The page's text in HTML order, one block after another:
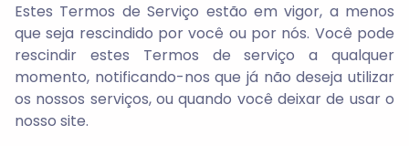
Estes Termos de Serviço estão em vigor, a menos
que seja rescindido por você ou por nós. Você pode
rescindir estes Termos de serviço a qualquer
momento, notificando-nos que já não deseja utilizar
os nossos serviços, ou quando você deixar de usar o
nosso site.